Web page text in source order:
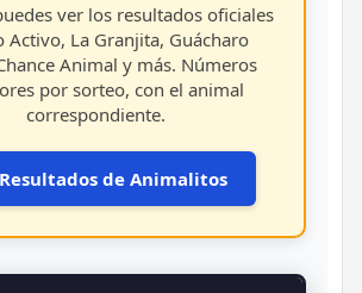
ver los resultados oficiales
Activo, La Granjita, Guácharo
Animal y más. Números
por sorteo, con el animal
correspondiente.
de Animalitos